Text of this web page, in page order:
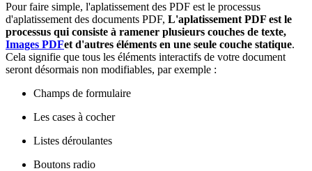
Pour faire simple, l'aplatissement des PDF est le processus
d'aplatissement des documents PDF, L'aplatissement PDF est le
processus qui consiste à ramener plusieurs couches de texte,
Images PDFet d'autres éléments en une seule couche statique.
Cela signifie que tous les éléments interactifs de votre document
seront désormais non modifiables, par exemple :
Champs de formulaire
Les cases à cocher
Listes déroulantes
Boutons radio